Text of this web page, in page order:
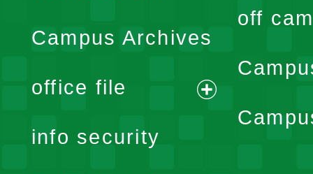
Campus Archives
office file
expand
info security
off